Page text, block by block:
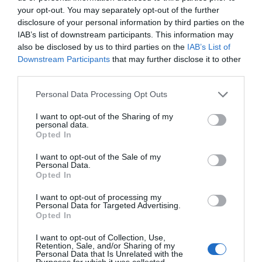
your opt-out. You may separately opt-out of the further
disclosure of your personal information by third parties on the
IAB’s list of downstream participants. This information may
also be disclosed by us to third parties on the IAB’s List of
Downstream Participants that may further disclose it to other
Personal Data Processing Opt Outs
I want to opt-out of the Sharing of my
personal data.
Opted In
I want to opt-out of the Sale of my
Personal Data.
Opted In
I want to opt-out of processing my
Personal Data for Targeted Advertising.
Opted In
I want to opt-out of Collection, Use,
Retention, Sale, and/or Sharing of my
Personal Data that Is Unrelated with the
Opinión
Enormes minucias
por Eulogio López
Nokia, Ericsson... Huawei: lo que importan
son las patentes
Eulogio López